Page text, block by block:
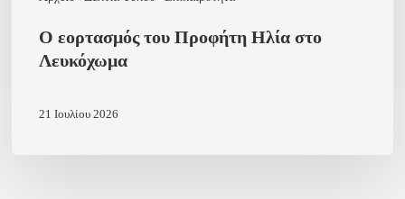
Ο εορτασμός του Προφήτη Ηλία στο
Λευκόχωμα
21 Ιουλίου 2026